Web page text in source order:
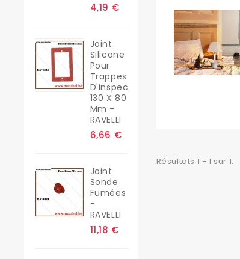
4,19 €
Joint
Silicone
Pour
Trappes
D'inspection
130 X 80
Mm -
RAVELLI
6,66 €
Joint
Sonde
Fumées
-
RAVELLI
11,18 €
Résultats 1 - 1 sur 1.